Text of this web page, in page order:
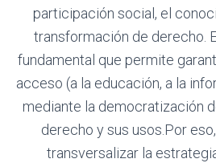
participación social, el
transformación de derecho.
fundamental que permite
acceso (a la educación, a la
mediante la democratización
derecho y sus usos.Por
transversalizar la